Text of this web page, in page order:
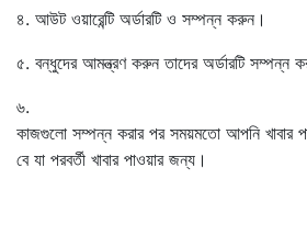
৪. আউট ওয়ারেন্টি অর্ডারটি ও সম্পন্ন করুন।
৫. বন্ধুদের আমন্ত্রণ করুন তাদের অর্ডারটি সম্পন্ন
৬.
কাজগুলো সম্পন্ন করার পর সময়মতো আপনি খাবার
বে যা পরবর্তী খাবার পাওয়ার জন্য।